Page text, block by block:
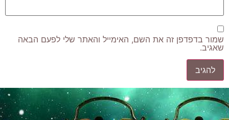
שמור בדפדפן זה את השם, האימייל והאתר שלי לפעם הבאה
שאגיב.